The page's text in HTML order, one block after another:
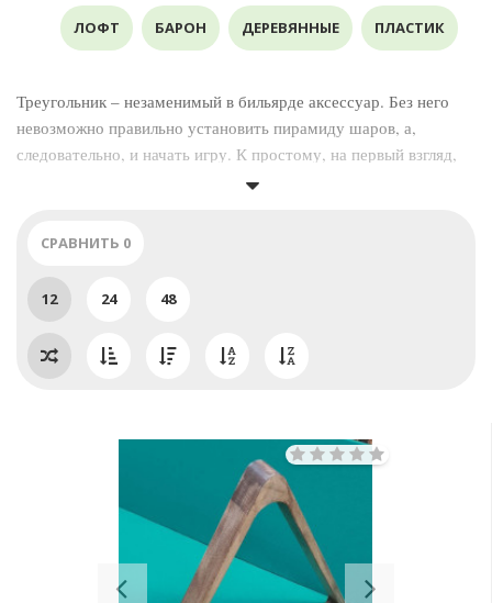
ЛОФТ БАРОН ДЕРЕВЯННЫЕ ПЛАСТИК
Треугольник – незаменимый в бильярде аксессуар. Без него
невозможно правильно установить пирамиду шаров, а,
следовательно, и начать игру. К простому, на первый взгляд,
аксессуару предъявляется ряд требований. Наш магазин
соответствуют.
СРАВНИТЬ 0
12 24 48
Previous